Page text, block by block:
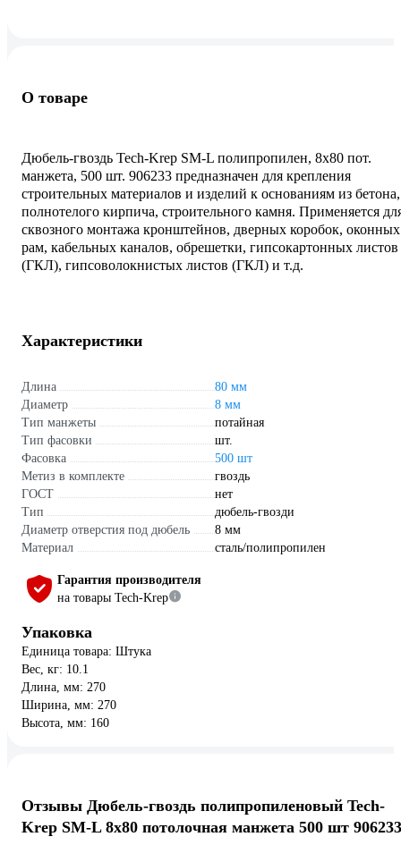
О товаре
Дюбель-гвоздь Tech-Krep SM-L полипропилен, 8x80 пот.
манжета, 500 шт. 906233 предназначен для крепления
строительных материалов и изделий к основаниям из бетона,
полнотелого кирпича, строительного камня. Применяется
сквозного монтажа кронштейнов, дверных коробок, оконных
рам, кабельных каналов, обрешетки, гипсокартонных листов
(ГКЛ), гипсоволокнистых листов (ГКЛ) и т.д.
Характеристики
Длина
80 мм
Диаметр
8 мм
Тип манжеты
потайная
Тип фасовки
шт.
Фасовка
500 шт
Метиз в комплекте
гвоздь
ГОСТ
нет
Тип
дюбель-гвозди
Диаметр отверстия под дюбель
8 мм
Материал
сталь/полипропилен
Гарантия производителя
на товары Tech-Krep
Упаковка
Единица товара: Штука
Вес, кг: 10.1
Длина, мм: 270
Ширина, мм: 270
Высота, мм: 160
Отзывы Дюбель-гвоздь полипропиленовый Tech-
Krep SM-L 8x80 потолочная манжета 500 шт 906233